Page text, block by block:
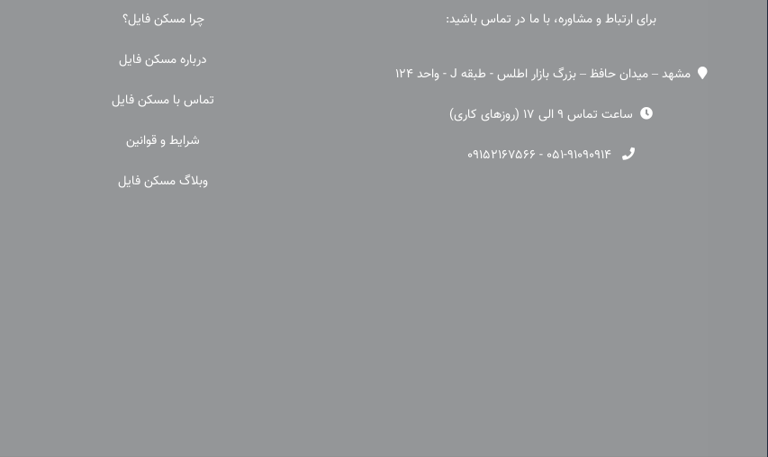
برای ارتباط و مشاوره، با ما در تماس باشید:
مشهد – میدان حافظ – بزرگ بازار اطلس - طبقه J - واحد 124
ساعت تماس 9 الی 17 (روزهای کاری)
۰۵۱-۹۱۰۹۰۹۱۴ - ۰۹۱۵۲۱۶۷۵۶۶
چرا مسکن فایل؟
درباره مسکن فایل
تماس با مسکن فایل
شرایط و قوانین
وبلاگ مسکن فایل